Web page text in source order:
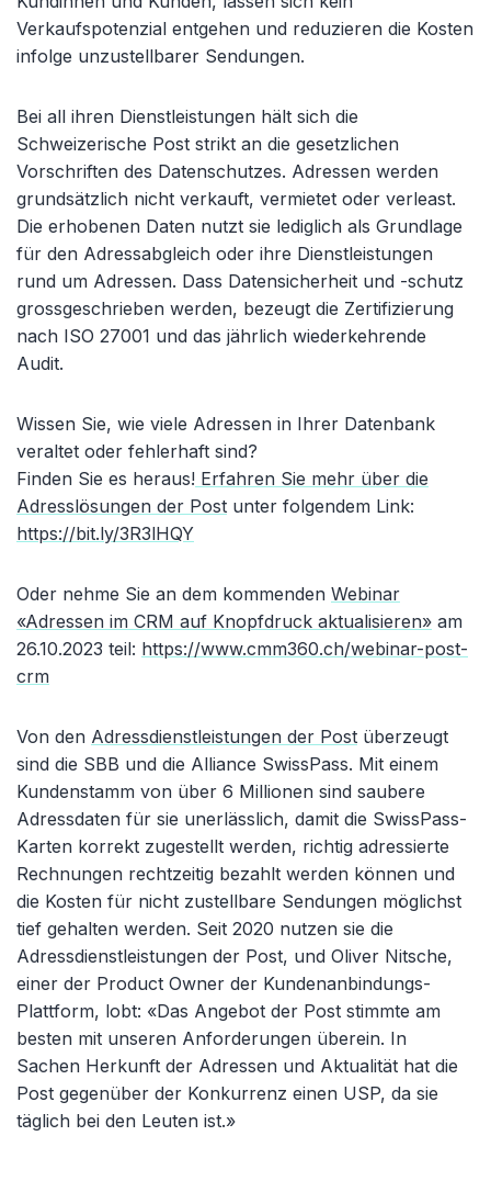
Verkaufspotenzial entgehen und reduzieren die Kosten
infolge unzustellbarer Sendungen.
Bei all ihren Dienstleistungen hält sich die
Schweizerische Post strikt an die gesetzlichen
Vorschriften des Datenschutzes. Adressen werden
grundsätzlich nicht verkauft, vermietet oder verleast.
Die erhobenen Daten nutzt sie lediglich als Grundlage
für den Adressabgleich oder ihre Dienstleistungen
rund um Adressen. Dass Datensicherheit und -schutz
grossgeschrieben werden, bezeugt die Zertifizierung
nach ISO 27001 und das jährlich wiederkehrende
Audit.
Wissen Sie, wie viele Adressen in Ihrer Datenbank
veraltet oder fehlerhaft sind?
Finden Sie es heraus! Erfahren Sie mehr über die
Adresslösungen der Post unter folgendem Link:
https://bit.ly/3R3lHQY
Oder nehme Sie an dem kommenden Webinar
«Adressen im CRM auf Knopfdruck aktualisieren» am
26.10.2023 teil: https://www.cmm360.ch/webinar-post-
crm
Von den Adressdienstleistungen der Post überzeugt
sind die SBB und die Alliance SwissPass. Mit einem
Kundenstamm von über 6 Millionen sind saubere
Adressdaten für sie unerlässlich, damit die SwissPass-
Karten korrekt zugestellt werden, richtig adressierte
Rechnungen rechtzeitig bezahlt werden können und
die Kosten für nicht zustellbare Sendungen möglichst
tief gehalten werden. Seit 2020 nutzen sie die
Adressdienstleistungen der Post, und Oliver Nitsche,
einer der Product Owner der Kundenanbindungs-
Plattform, lobt: «Das Angebot der Post stimmte am
besten mit unseren Anforderungen überein. In
Sachen Herkunft der Adressen und Aktualität hat die
Post gegenüber der Konkurrenz einen USP, da sie
täglich bei den Leuten ist.»